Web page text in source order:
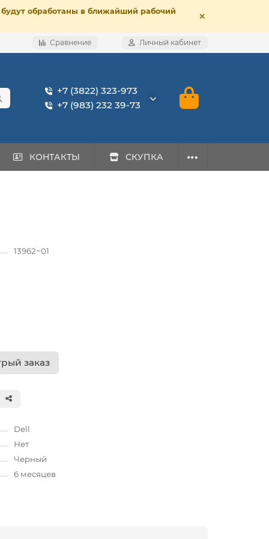
обработаны в ближайший рабочий
Сравнение Личный кабинет
+7 (3822) 323-973
+7 (983) 232 39-73
КОНТАКТЫ СКУПКА
13962~01
заказ
Dell
Нет
Черный
6 месяцев